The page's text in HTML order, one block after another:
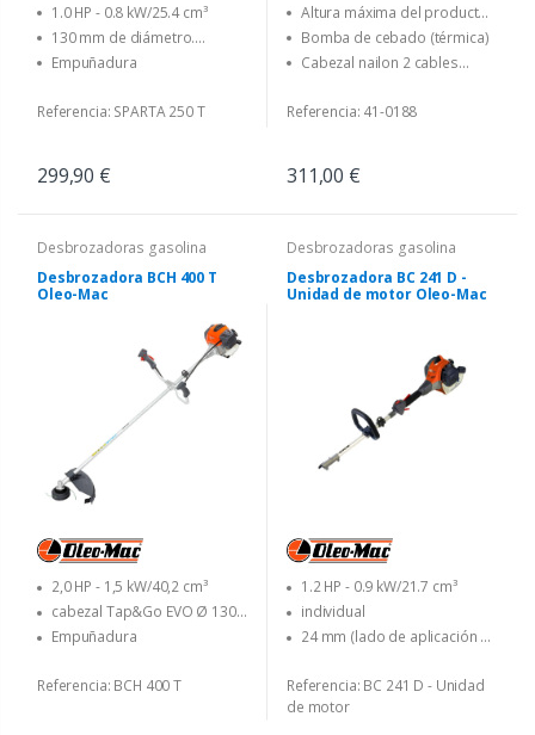
1.0 HP - 0.8 kW/25.4 cm³
130 mm de diámetro.
Cabezal Tap&Go con 2,40 mm
de diámetro. linea - 255 mm
Empuñadura
Referencia: SPARTA 250 T
299,90 €
Altura máxima del producto
(en cm)
Bomba de cebado (térmica)
Cabezal nailon 2 cables
Referencia: 41-0188
311,00 €
Desbrozadoras gasolina
Desbrozadora BCH 400 T
Oleo-Mac
2,0 HP - 1,5 kW/40,2 cm³
cabezal Tap&Go EVO Ø 130
mm con hilo Ø 2,40 mm - disco
de 3 dientes Ø 255 mm
Empuñadura
Referencia: BCH 400 T
Desbrozadoras gasolina
Desbrozadora BC 241 D -
Unidad de motor Oleo-Mac
1.2 HP - 0.9 kW/21.7 cm³
individual
24 mm (lado de aplicación 26
Referencia: BC 241 D - Unidad
de motor